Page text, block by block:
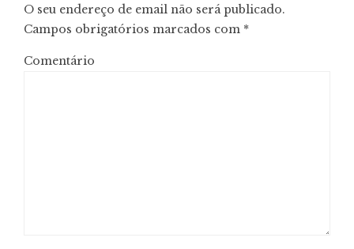
O seu endereço de email não será publicado.
Campos obrigatórios marcados com *
Comentário